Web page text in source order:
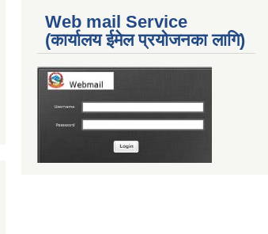
Web mail Service
(कार्यालय ईमेल प्रयोजनका लागि)